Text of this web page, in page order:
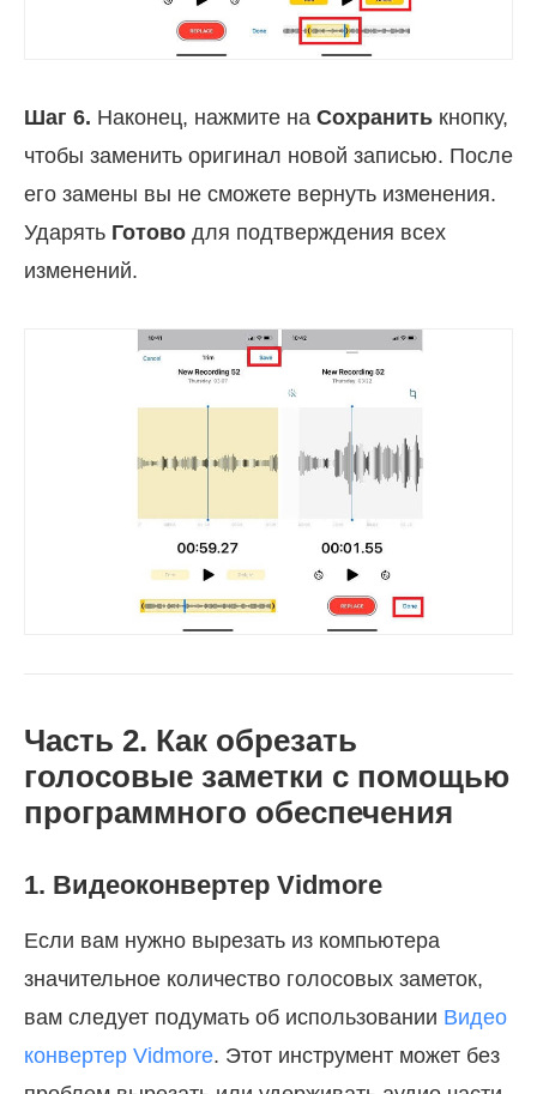
Шаг 6. Наконец, нажмите на Сохранить кнопку,
чтобы заменить оригинал новой записью. После
его замены вы не сможете вернуть изменения.
Ударять Готово для подтверждения всех
изменений.
Часть 2. Как обрезать
голосовые заметки с помощью
программного обеспечения
1. Видеоконвертер Vidmore
Если вам нужно вырезать из компьютера
значительное количество голосовых заметок,
вам следует подумать об использовании Видео
конвертер Vidmore. Этот инструмент может без